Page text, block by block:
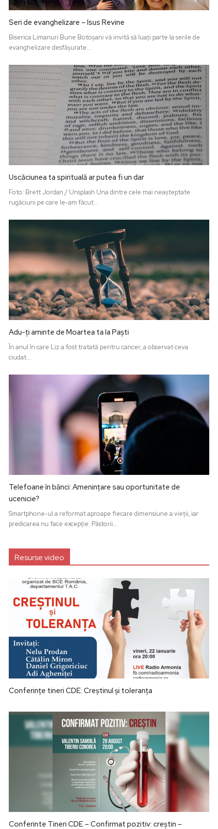
Seri de evanghelizare – Isus Revine
Biserica Limanuri Bune Botoșani vă invită să luați parte la serile de
evanghelizare desfășurate...
Uscăciunea ta spirituală ar putea fi un dar
Foto: Brett Jordan / Unsplash Una dintre cele mai neașteptate
rugăciuni pe care le-am făcut...
Adu-ți aminte de Moartea ta la Paști
În anul în care Liz a fost tratată pentru cancer, a observat ceva
ciudat...
Telefoane în bănci: Amenințare sau oportunitate de
ucenicie?
Smartphone-ul a reformat aproape fiecare dimensiune a vieții, iar
predicarea nu face excepție. Păstorii...
Resurse video
Conferințe tineri CDE: Creștinul și toleranța
Conferinte Tineri CDE – Confirmat pozitiv: creștin –